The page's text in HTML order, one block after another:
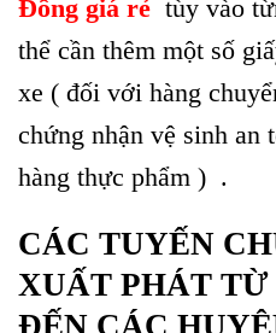
Đồng giá rẻ tùy vào
thể cần thêm một số
xe ( đối với hàng
chứng nhận vệ sinh an
hàng thực phẩm ) .
CÁC TUYẾN
XUẤT PHÁT